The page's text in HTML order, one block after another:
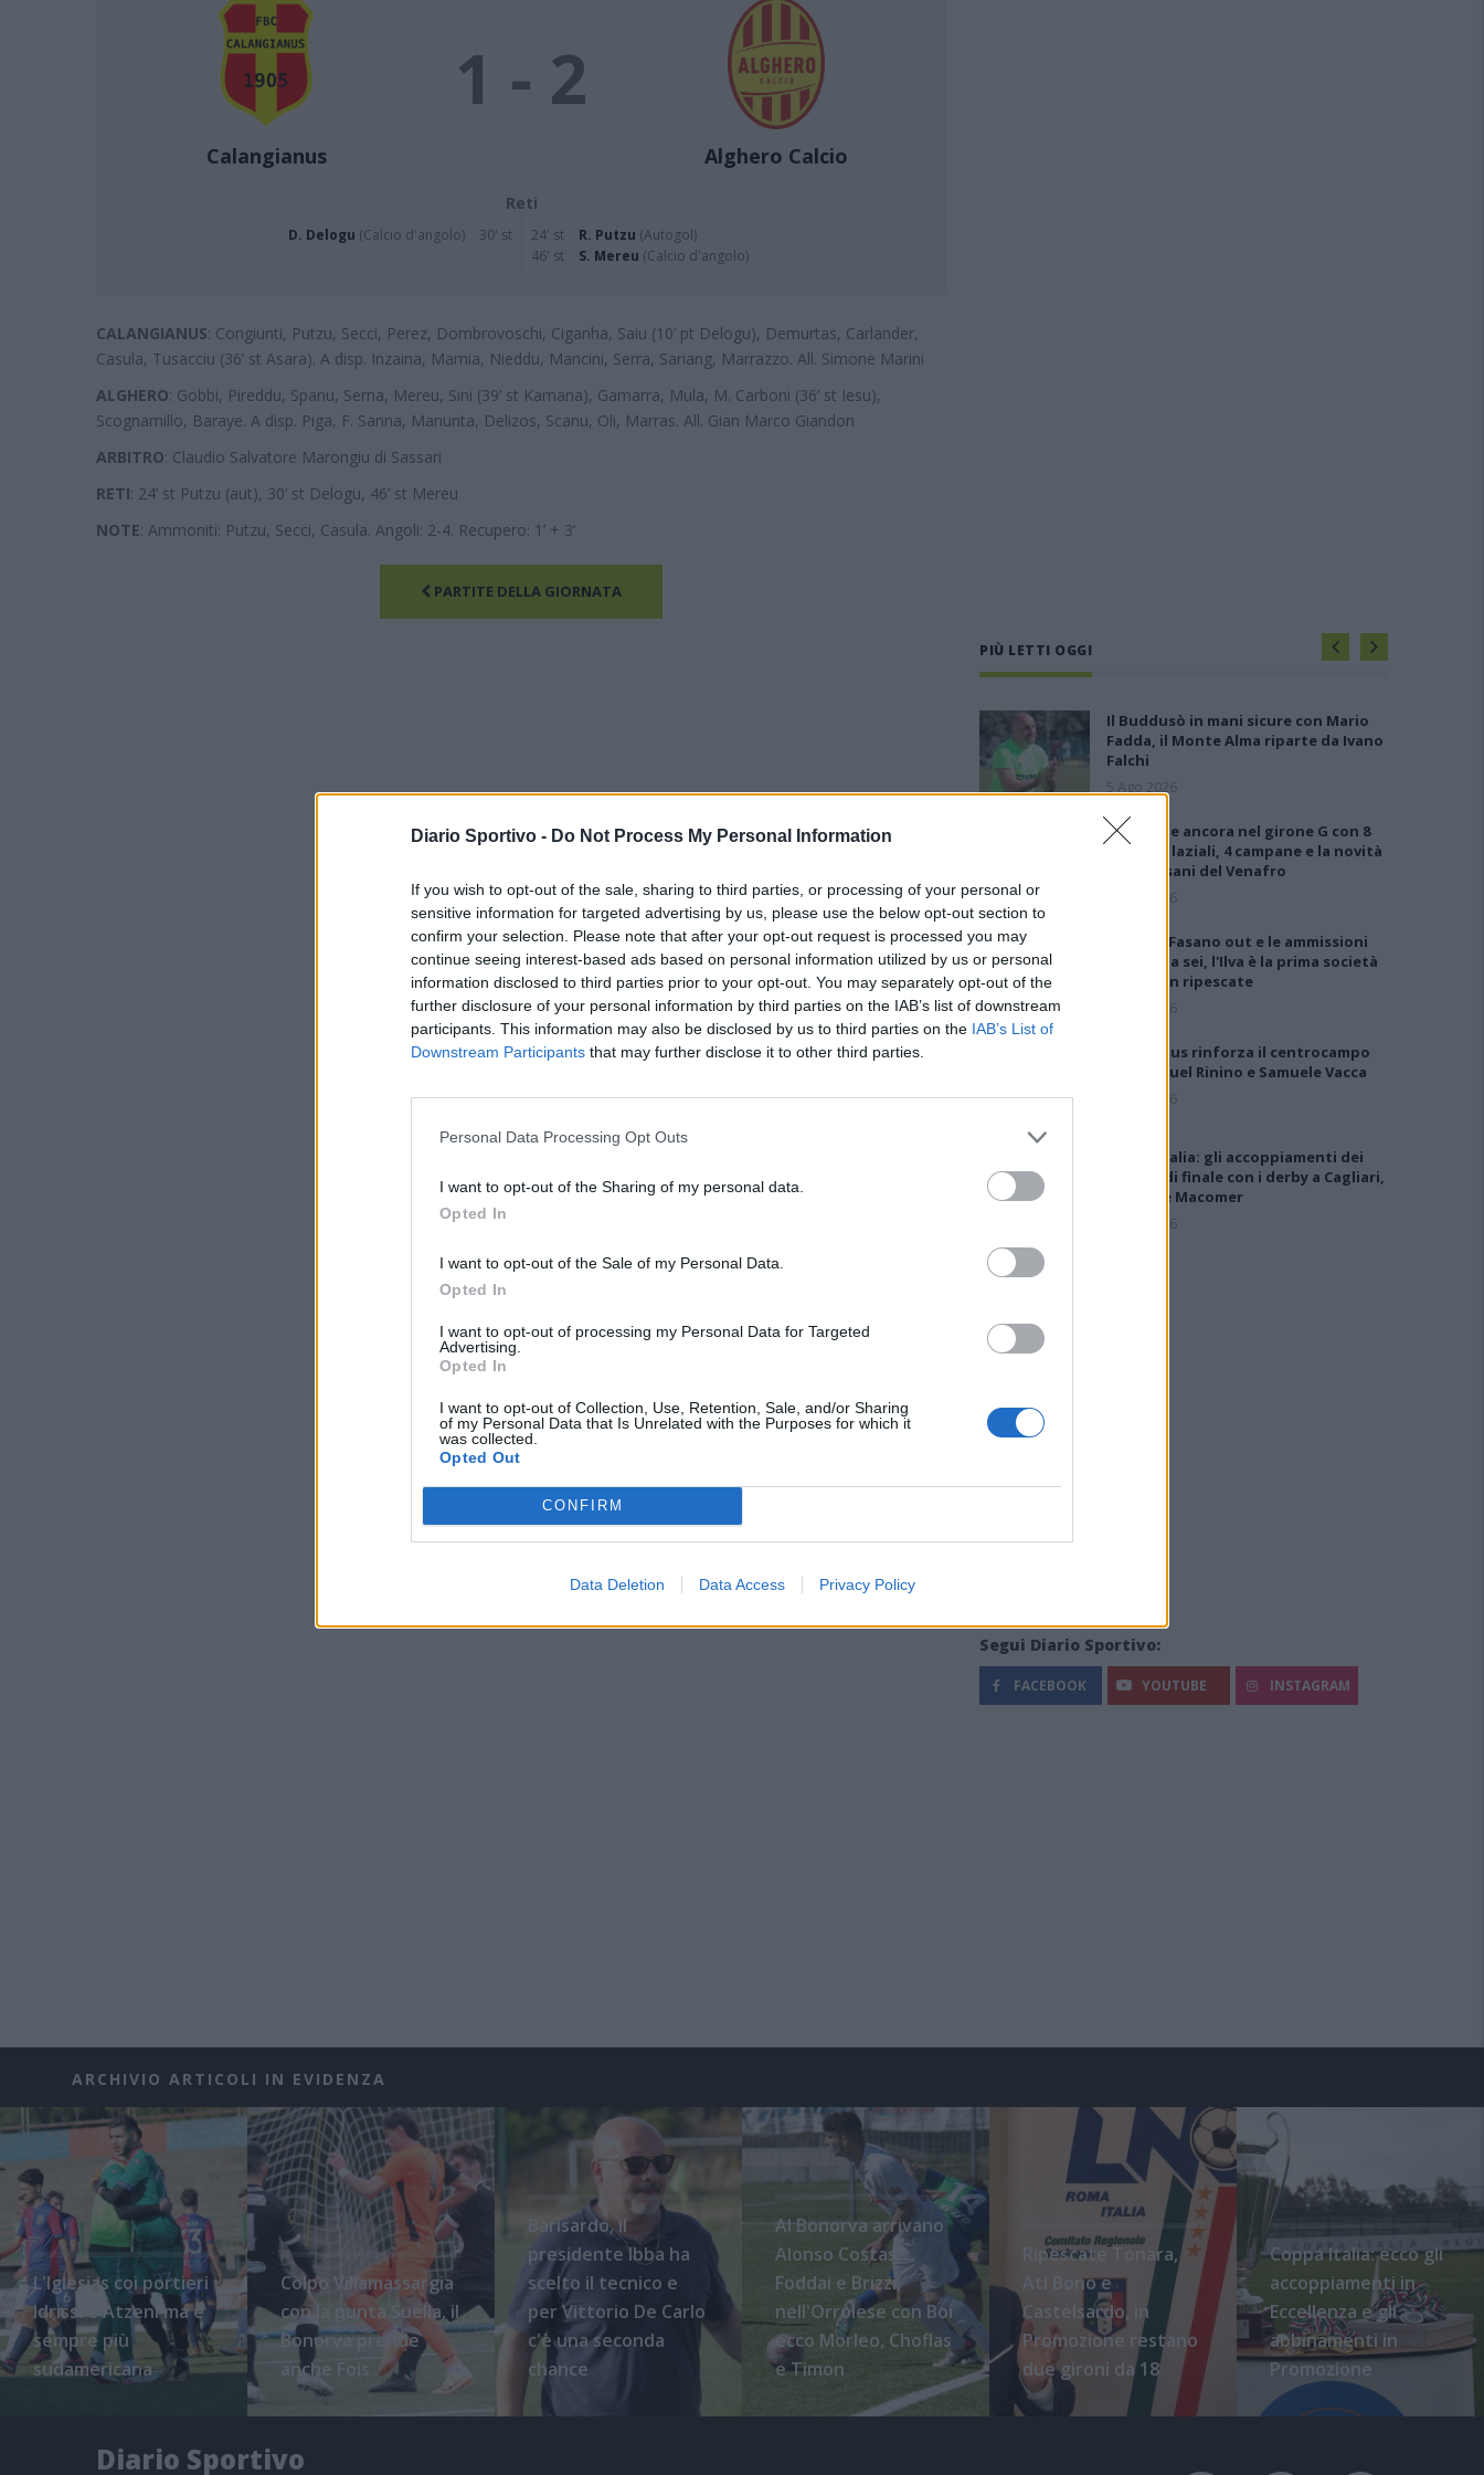
Diario Sportivo - Do Not Process My Personal Information
If you wish to opt-out of the sale, sharing to third parties, or processing of your personal or
sensitive information for targeted advertising by us, please use the below opt-out section to
confirm your selection. Please note that after your opt-out request is processed you may
continue seeing interest-based ads based on personal information utilized by us or personal
information disclosed to third parties prior to your opt-out. You may separately opt-out of the
further disclosure of your personal information by third parties on the IAB’s list of downstream
participants. This information may also be disclosed by us to third parties on the IAB’s List of
Downstream Participants that may further disclose it to other third parties.
Personal Data Processing Opt Outs
I want to opt-out of the Sharing of my personal data.
Opted In
I want to opt-out of the Sale of my Personal Data.
Opted In
I want to opt-out of processing my Personal Data for Targeted
Advertising.
Opted In
I want to opt-out of Collection, Use, Retention, Sale, and/or Sharing
of my Personal Data that Is Unrelated with the Purposes for which it
was collected.
Opted Out
CONFIRM
Data Deletion Data Access Privacy Policy
Calangianus
1 - 2
Alghero Calcio
Reti
D. Delogu (Calcio d'angolo) 30' st 24' st R. Putzu (Autogol)
46' st
S. Mereu (Calcio d'angolo)
CALANGIANUS: Congiunti, Putzu, Secci, Perez, Dombrovoschi, Ciganha, Saiu (10’ pt Delogu), Demurtas, Carlander,
Casula, Tusacciu (36’ st Asara). A disp. Inzaina, Mamia, Nieddu, Mancini, Serra, Sariang, Marrazzo. All. Simone Marini
ALGHERO: Gobbi, Pireddu, Spanu, Serna, Mereu, Sini (39’ st Kamana), Gamarra, Mula, M. Carboni (36’ st Iesu),
Scognamillo, Baraye. A disp. Piga, F. Sanna, Manunta, Delizos, Scanu, Oli, Marras. All. Gian Marco Giandon
ARBITRO: Claudio Salvatore Marongiu di Sassari
RETI: 24’ st Putzu (aut), 30’ st Delogu, 46’ st Mereu
NOTE: Ammoniti: Putzu, Secci, Casula. Angoli: 2-4. Recupero: 1’ + 3’
PARTITE DELLA GIORNATA
PIÙ LETTI OGGI
Il Buddusò in mani sicure con Mario
Fadda, il Monte Alma riparte da Ivano
Falchi
5 Ago 2026
Le 5 sarde ancora nel girone G con 8
squadre laziali, 4 campane e la novità
dei molisani del Venafro
6 Ago 2026
Anche il Fasano out e le ammissioni
salgono a sei, l'Ilva è la prima società
tra le non ripescate
5 Ago 2026
Il Selargius rinforza il centrocampo
con Manuel Rinino e Samuele Vacca
6 Ago 2026
Coppa Italia: gli accoppiamenti dei
16esimi di finale con i derby a Cagliari,
Sassari e Macomer
5 Ago 2026
Segui Diario Sportivo:
FACEBOOK YOUTUBE INSTAGRAM
ARCHIVIO ARTICOLI IN EVIDENZA
L'Iglesias coi portieri
Idrissi e Atzeni ma è
sempre più
sudamericana
Colpo Villamassargia
con la punta Suella, il
Bonorva prende
anche Fois
Barisardo, il
presidente Ibba ha
scelto il tecnico e
per Vittorio De Carlo
c'è una seconda
chance
Al Bonorva arrivano
Alonso Costas,
Foddai e Brizzi,
nell'Orrolese con Boi
ecco Morleo, Choflas
e Timon
Ripescate Tonara,
Atl Bono e
Castelsardo, in
Promozione restano
due gironi da 18
Coppa Italia: ecco gli
accoppiamenti in
Eccellenza e gli
abbinamenti in
Promozione
Diario Sportivo